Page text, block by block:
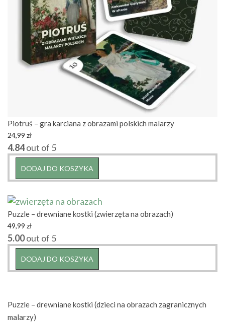
Piotruś – gra karciana z obrazami polskich malarzy
24,99 zł
4.84out of 5
DODAJ DO KOSZYKA
Puzzle – drewniane kostki (zwierzęta na obrazach)
49,99 zł
5.00out of 5
DODAJ DO KOSZYKA
Puzzle – drewniane kostki (dzieci na obrazach zagranicznych
malarzy)